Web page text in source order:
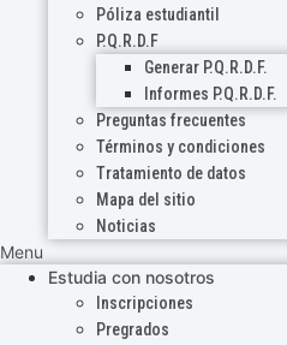
Póliza estudiantil
P.Q.R.D.F
Generar P.Q.R.D.F.
Informes P.Q.R.D.F.
Preguntas frecuentes
Términos y condiciones
Tratamiento de datos
Mapa del sitio
Noticias
Menu
Estudia con nosotros
Inscripciones
Pregrados